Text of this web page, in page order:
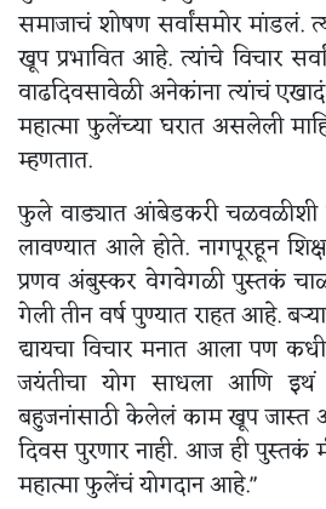
समाजाचं शोषण सर्वांसमोर मांडलं.
खूप प्रभावित आहे. त्यांचे विचार
वाढदिवसावेळी अनेकांना त्यांचं
महात्मा फुलेंच्या घरात असलेली
म्हणतात.
फुले वाड्यात आंबेडकरी चळवळीशी
लावण्यात आले होते. नागपूरहून
प्रणव अंबुस्कर वेगवेगळी पुस्तकं
गेली तीन वर्ष पुण्यात राहत आहे.
द्यायचा विचार मनात आला पण
जयंतीचा योग साधला आणि इथं
बहुजनांसाठी केलेलं काम खूप जास्त
दिवस पुरणार नाही. आज ही पुस्तकं
महात्मा फुलेंचं योगदान आहे."